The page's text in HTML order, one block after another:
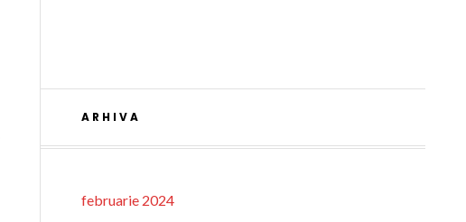
ARHIVA
februarie 2024